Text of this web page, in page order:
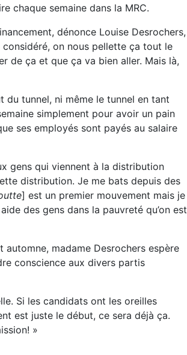
chaque semaine dans la MRC.
dénonce Louise Desrochers,
on nous pellette ça tout le
de ça et que ça va bien aller. Mais là,
du tunnel, ni même le tunnel en tant
simplement pour avoir un pain
ses employés sont payés au salaire
gens qui viennent à la distribution
distribution. Je me bats depuis des
] est un premier mouvement mais je
des gens dans la pauvreté qu’on est
madame Desrochers espère
conscience aux divers partis
Si les candidats ont les oreilles
est juste le début, ce sera déjà ça.
»